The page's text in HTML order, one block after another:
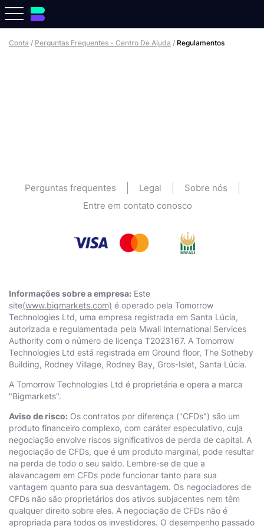
Conta / Perguntas Frequentes - Centro De Ajuda / Regulamentos
Perguntas frequentes Legal
Sobre nós
Entre em contato conosco
Informações sobre a empresa: Este
site(www.bigmarkets.com) é operado pela Тоmоrrоw
Technologies Ltd, uma empresa registrada em Santa Lúcia,
autorizada e regulamentada pela Mwali International Services
Authority com o número de licença T2023167. A Тоmоrrоw
Technologies Ltd está registrada em Ground floor, The Sotheby
Building, Rodney Village, Rodney Bay, Gros-Islet, Santa Lúcia.
A Тоmоrrоw Technologies Ltd é proprietária e opera a marca
"Bigmarkets".
Aviso de risco: Os contratos por diferença ("CFDs") são um
produto financeiro complexo, com caráter especulativo, cuja
negociação envolve riscos significativos de perda de capital. A
negociação de CFDs, que é um produto marginal, pode resultar
na perda de todo o seu saldo. Lembre-se de que a
alavancagem em CFDs pode funcionar tanto para sua
vantagem quanto para sua desvantagem. Os negociadores de
CFDs não são proprietários dos ativos subjacentes nem têm
qualquer direito sobre eles. A negociação de CFDs não é
apropriada para todos os investidores. O desempenho passado